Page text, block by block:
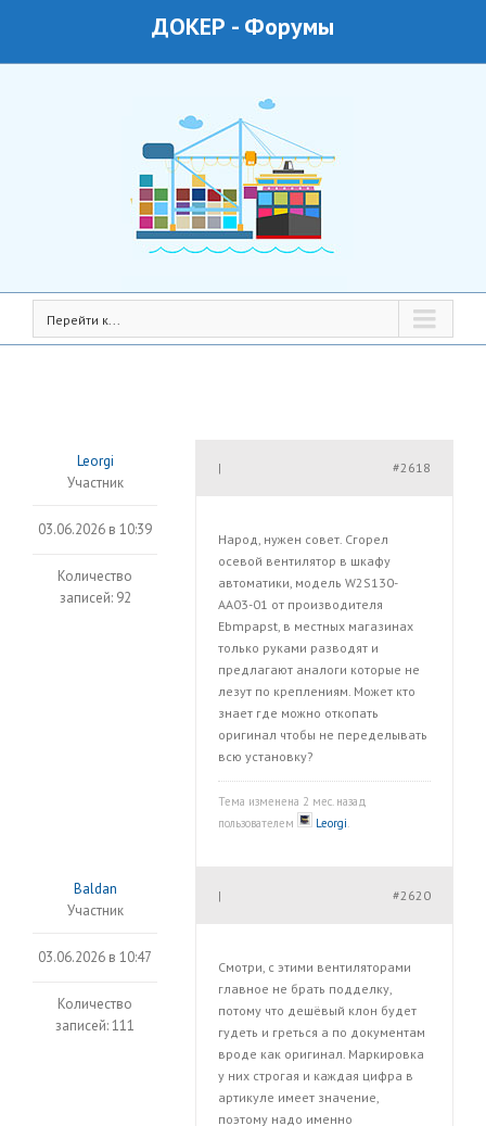
ДОКЕР - Форумы
Перейти к...
Leorgi
Участник
03.06.2026 в 10:39
Количество
записей: 92
#2618
|
Народ, нужен совет. Сгорел
осевой вентилятор в шкафу
автоматики, модель W2S130-
AA03-01 от производителя
Ebmpapst, в местных магазинах
только руками разводят и
предлагают аналоги которые не
лезут по креплениям. Может кто
знает где можно откопать
оригинал чтобы не переделывать
всю установку?
Тема изменена 2 мес. назад
пользователем
Leorgi.
Baldan
Участник
03.06.2026 в 10:47
Количество
записей: 111
#2620
|
Смотри, с этими вентиляторами
главное не брать подделку,
потому что дешёвый клон будет
гудеть и греться а по документам
вроде как оригинал. Маркировка
у них строгая и каждая цифра в
артикуле имеет значение,
поэтому надо именно